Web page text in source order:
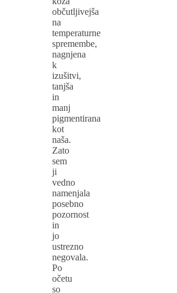
občutljivejša
na
temperaturne
spremembe,
nagnjena
k
izušitvi,
tanjša
in
manj
pigmentirana
kot
naša.
Zato
sem
ji
vedno
namenjala
posebno
pozornost
in
jo
ustrezno
negovala.
Po
očetu
so